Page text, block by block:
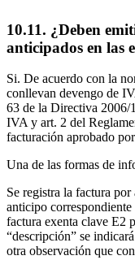
10.11. ¿Deben
anticipados en las
Si. De acuerdo con la
conllevan devengo de
63 de la Directiva 2006/
IVA y art. 2 del
facturación aprobado
Una de las formas de
Se registra la factura
anticipo
factura exenta clave E2
“descripción” se
otra observación que